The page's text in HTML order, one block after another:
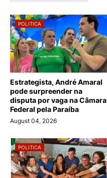
POLITICA
Estrategista, André Amaral
pode surpreender na
disputa por vaga na Câmara
Federal pela Paraíba
August 04, 2026
POLITICA